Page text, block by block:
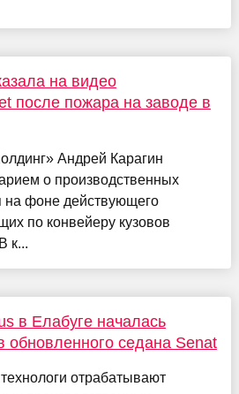
на видео
после пожара на заводе в
Андрей Карагин
о производственных
на фоне действующего
по конвейеру кузовов
к...
в Елабуге началась
обновленного седана Senat
отрабатывают